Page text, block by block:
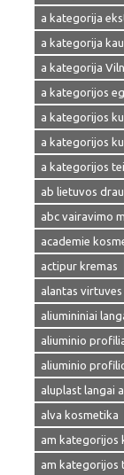
a kategorija
a kategorija
a kategorija
a kategorijos
a kategorijos
a kategorijos
a kategorijos
ab lietuvos
abc vairavimo
academie
actipur kremas
alantas
aliumininiai
aliuminio
aliuminio
aluplast langai
alva kosmetika
am kategorijos
am kategorijos